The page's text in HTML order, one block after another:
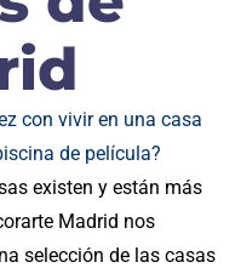
con vivir en una casa
de película?
existen y están más
Madrid nos
selección de las casas